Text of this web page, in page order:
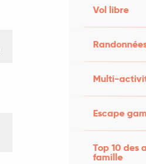
Vol libre
Multi-
Escape
Top 10 des
famille